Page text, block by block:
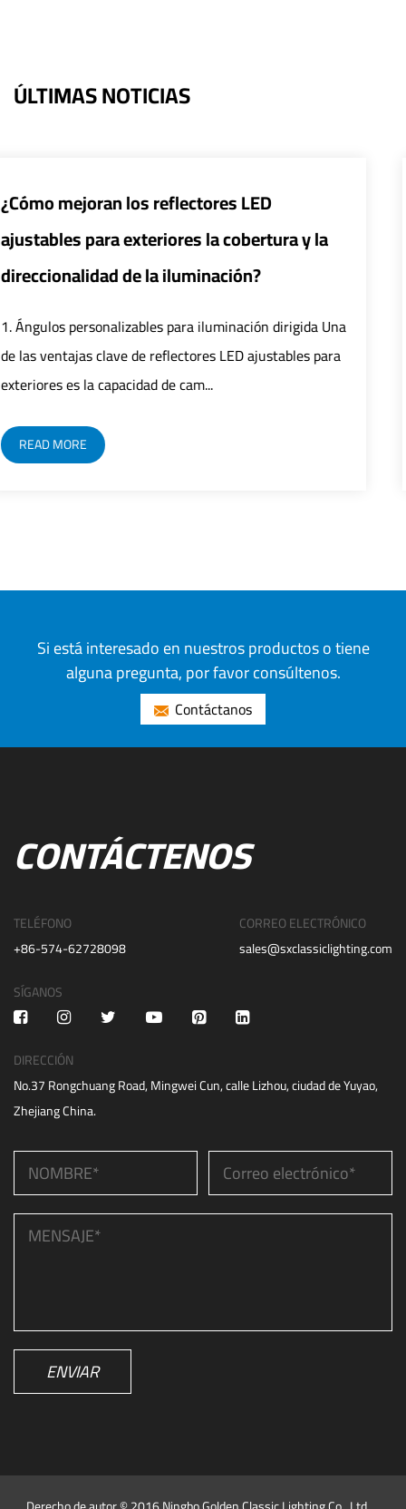
ÚLTIMAS NOTICIAS
y la
Una
para
¿Cómo pueden los sistemas de
inteligentes mejorar la eficiencia
de las farolas LED?
1. Mejorar la eficiencia Control preciso:
control inteligente logra un control
LED integrando tecnología de sen...
Si está interesado en nuestros productos o tiene
alguna pregunta, por favor consúltenos.
Contáctanos
CONTÁCTENOS
TELÉFONO
+86-574-62728098
CORREO ELECTRÓNICO
sales@sxclassiclighting.com
SÍGANOS
DIRECCIÓN
No.37 Rongchuang Road, Mingwei Cun, calle Lizhou, ciudad de Yuyao,
Zhejiang China.
ENVIAR